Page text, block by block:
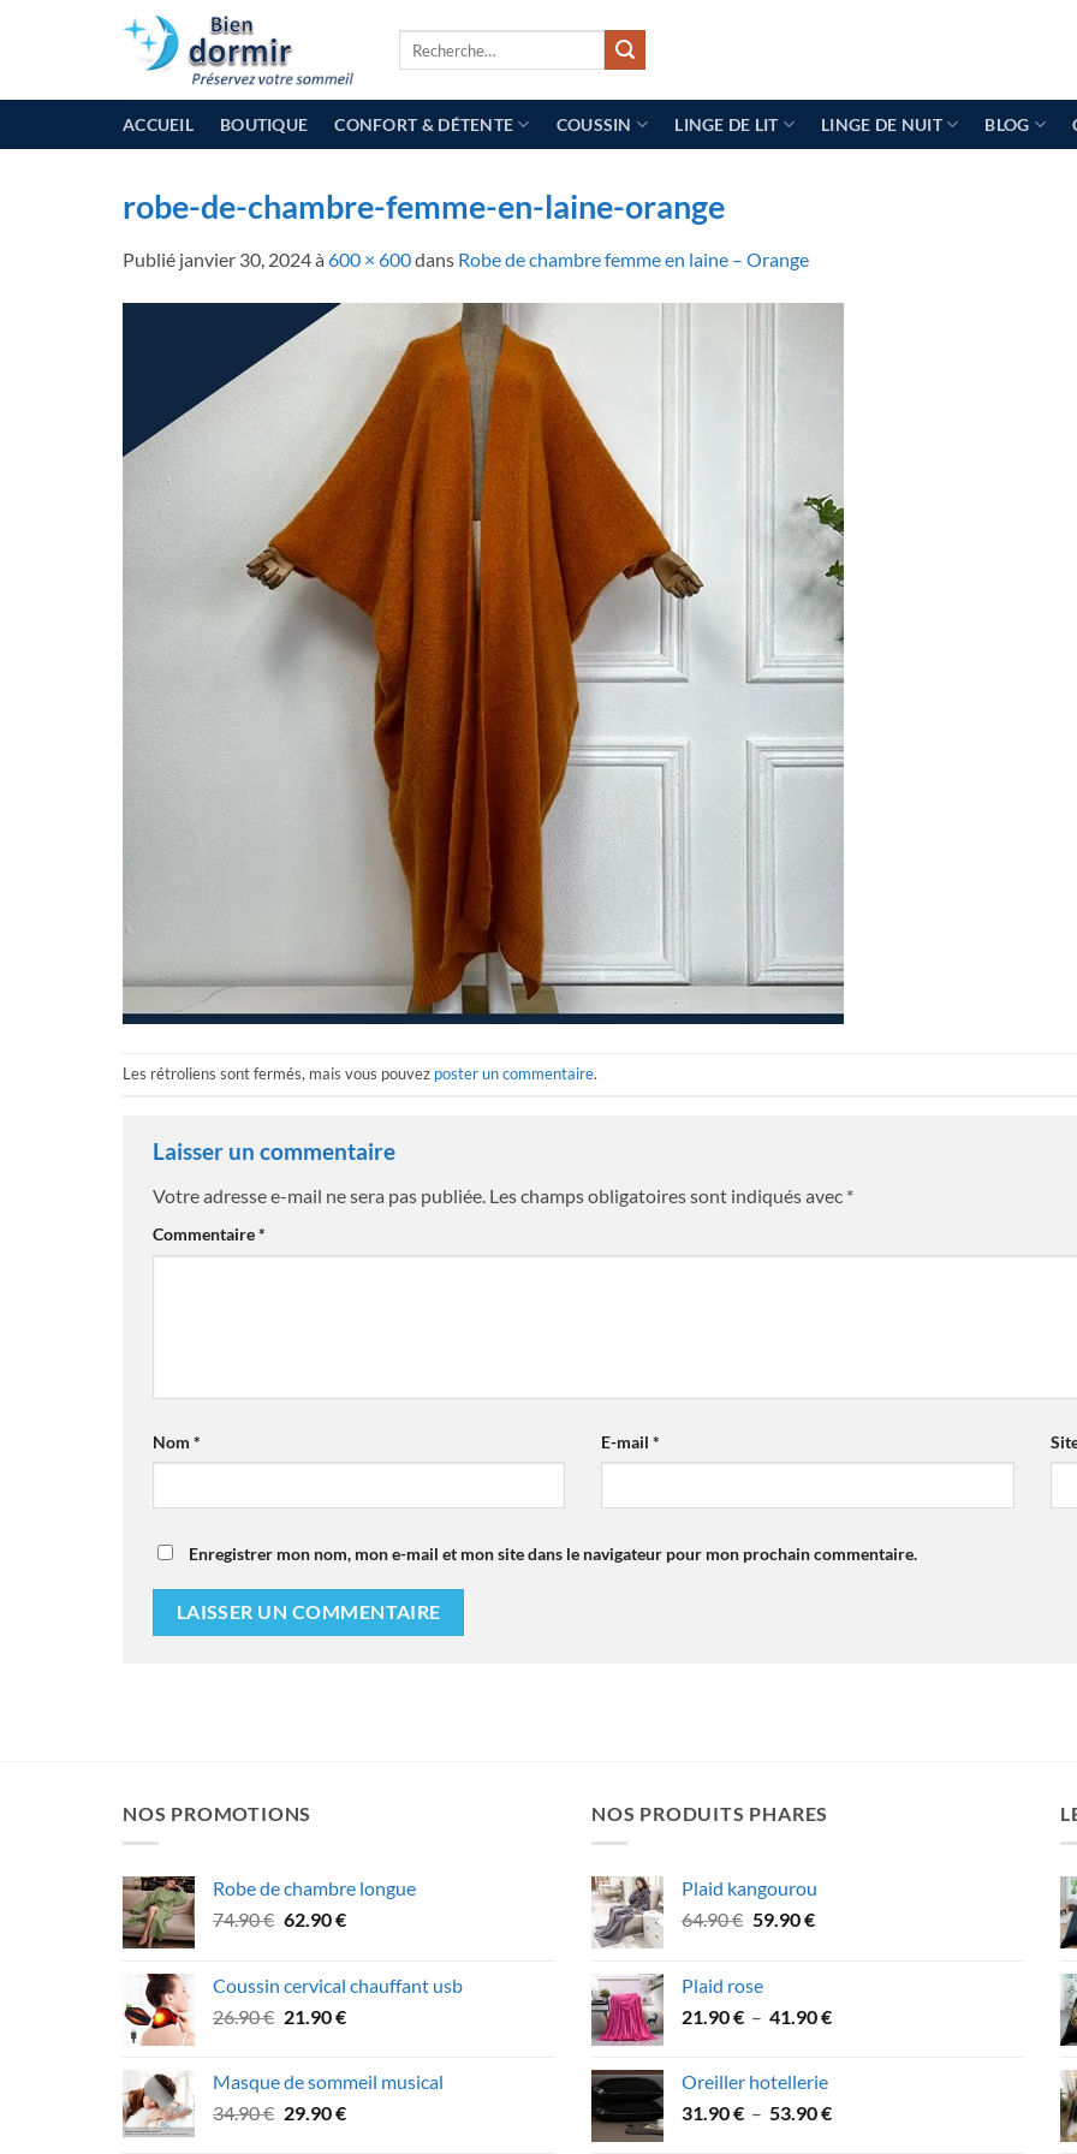
ACCUEIL BOUTIQUE CONFORT & DÉTENTE COUSSIN LINGE DE LIT LINGE DE NUIT BLOG
robe-de-chambre-femme-en-laine-orange
Publié janvier 30, 2024à 600 × 600dans Robe de chambre femme en laine – Orange
Les rétroliens sont fermés, mais vous pouvez poster un commentaire.
Laisser un commentaire
Votre adresse e-mail ne sera pas publiée. Les champs obligatoires sont indiqués avec *
Commentaire*
Nom * E-mail*
Enregistrer mon nom, mon e-mail et mon site dans le navigateur pour mon prochain commentaire.
NOS PROMOTIONS
Robe de chambre longue
74.90€ Le
était :
74.90 €.
62.90€Le
est :
62.90 €.
Coussin cervical chauffant usb
26.90€ Le
était :
26.90 €.
21.90€Le
est :
21.90 €.
Masque de sommeil musical
34.90€ Le
29.90€Le
NOS PRODUITS PHARES
Plaid kangourou
64.90€ Le
était :
64.90 €.
59.90€Le
59.90 €.
Plaid rose
21.90€ – 41.90€Plage
à
Oreiller hotellerie
31.90€ – 53.90€Plage